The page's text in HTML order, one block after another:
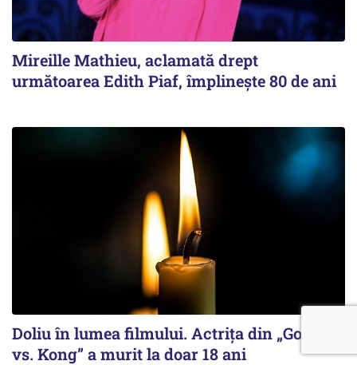
Mireille Mathieu, aclamată drept
următoarea Edith Piaf, împlinește 80 de ani
Doliu în lumea filmului. Actrița din „Godzilla
vs. Kong” a murit la doar 18 ani